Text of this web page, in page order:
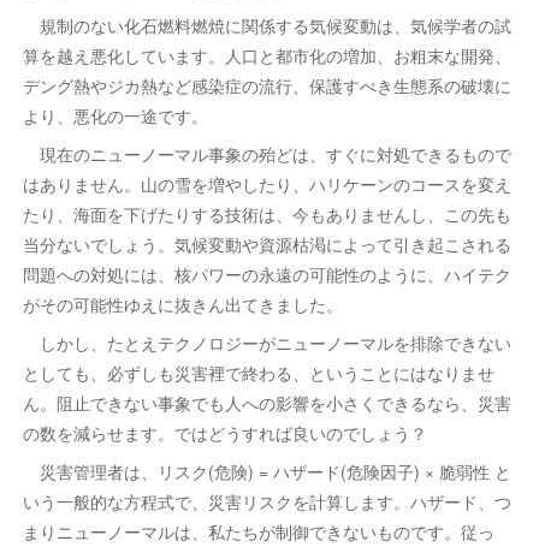
規制のない化石燃料燃焼に関係する気候変動は、気候学者の試
算を越え悪化しています。人口と都市化の増加、お粗末な開発、
デング熱やジカ熱など感染症の流行、保護すべき生態系の破壊に
より、悪化の一途です。
現在のニューノーマル事象の殆どは、すぐに対処できるもので
はありません。山の雪を増やしたり、ハリケーンのコースを変え
たり、海面を下げたりする技術は、今もありませんし、この先も
当分ないでしょう。気候変動や資源枯渇によって引き起こされる
問題への対処には、核パワーの永遠の可能性のように、ハイテク
がその可能性ゆえに抜きん出てきました。
しかし、たとえテクノロジーがニューノーマルを排除できない
としても、必ずしも災害裡で終わる、ということにはなりませ
ん。阻止できない事象でも人への影響を小さくできるなら、災害
の数を減らせます。ではどうすれば良いのでしょう？
災害管理者は、リスク(危険) = ハザード(危険因子) × 脆弱性 と
いう一般的な方程式で、災害リスクを計算します。ハザード、つ
まりニューノーマルは、私たちが制御できないものです。従っ